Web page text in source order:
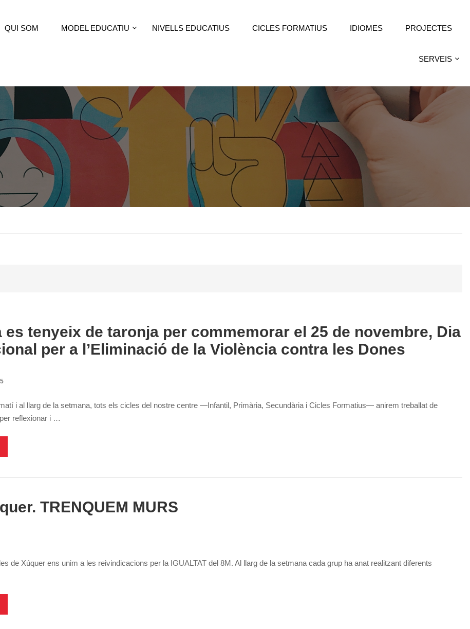
QUI SOM MODEL EDUCATIU NIVELLS EDUCATIUS CICLES FORMATIUS IDIOMES PROJECTES
SERVEIS
es tenyeix de taronja per commemorar el 25 de novembre, Dia
per a l’Eliminació de la Violència contra les Dones
i al llarg de la setmana, tots els cicles del nostre centre —Infantil, Primària, Secundària i Cicles Formatius— anirem treballat de
reflexionar i …
TRENQUEM MURS
de Xúquer ens unim a les reivindicacions per la IGUALTAT del 8M. Al llarg de la setmana cada grup ha anat realitzant diferents